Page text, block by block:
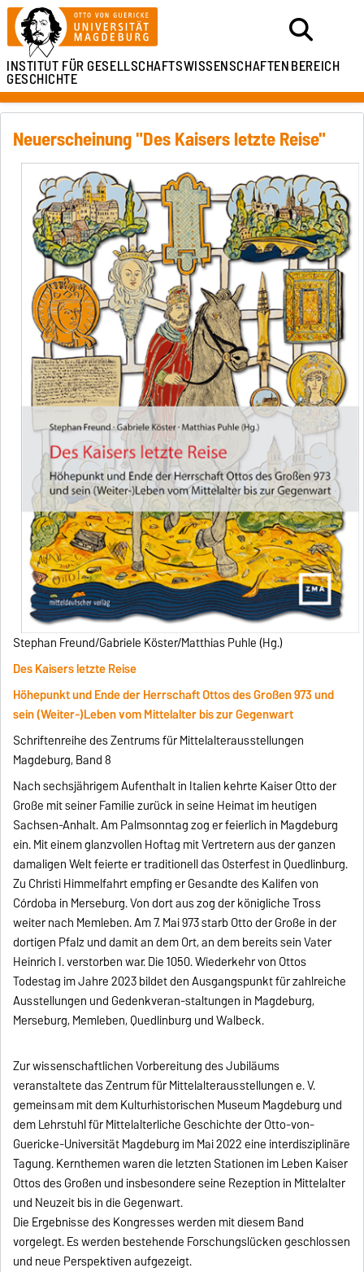
INSTITUT FÜRGESELLSCHAFTSWISSENSCHAFTENBEREICH
GESCHICHTE
Neuerscheinung "Des Kaisers letzte Reise"
Stephan Freund/Gabriele Köster/Matthias Puhle (Hg.)
Des Kaisers letzte Reise
Höhepunkt und Ende der Herrschaft Ottos des Großen 973 und
sein (Weiter-)Leben vom Mittelalter bis zur Gegenwart
Schriftenreihe des Zentrums für Mittelalterausstellungen
Magdeburg, Band 8
Nach sechsjährigem Aufenthalt in Italien kehrte Kaiser Otto der
Große mit seiner Familie zurück in seine Heimat im heutigen
Sachsen-Anhalt. Am Palmsonntag zog er feierlich in Magdeburg
ein. Mit einem glanzvollen Hoftag mit Vertretern aus der ganzen
damaligen Welt feierte er traditionell das Osterfest in Quedlinburg.
Zu Christi Himmelfahrt empfing er Gesandte des Kalifen von
Córdoba in Merseburg. Von dort aus zog der königliche Tross
weiter nach Memleben. Am 7. Mai 973 starb Otto der Große in der
dortigen Pfalz und damit an dem Ort, an dem bereits sein Vater
Heinrich I. verstorben war. Die 1050. Wiederkehr von Ottos
Todestag im Jahre 2023 bildet den Ausgangspunkt für zahlreiche
Ausstellungen und Gedenkveran-staltungen in Magdeburg,
Merseburg, Memleben, Quedlinburg und Walbeck.
Zur wissenschaftlichen Vorbereitung des Jubiläums
veranstaltete das Zentrum für Mittelalterausstellungen e. V.
gemeinsam mit dem Kulturhistorischen Museum Magdeburg und
dem Lehrstuhl für Mittelalterliche Geschichte der Otto-von-
Guericke-Universität Magdeburg im Mai 2022 eine interdisziplinäre
Tagung. Kernthemen waren die letzten Stationen im Leben Kaiser
Ottos des Großen und insbesondere seine Rezeption in Mittelalter
und Neuzeit bis in die Gegenwart.
Die Ergebnisse des Kongresses werden mit diesem Band
vorgelegt. Es werden bestehende Forschungslücken geschlossen
und neue Perspektiven aufgezeigt.